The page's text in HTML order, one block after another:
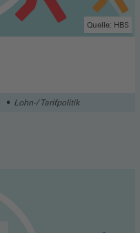
Quelle: HBS
Lohn-/ Tarifpolitik